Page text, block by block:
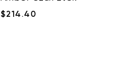
$214.40